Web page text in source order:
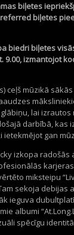
biļetes
biļetes
biedri biļetes
izmantojot
ceļš mūzikā
lai
darbībā, kas
gan
izkopa
miksteipu
sekoja debijas
ieguva
albumi
spēcīgu